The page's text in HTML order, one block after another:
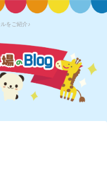
をご紹介♪